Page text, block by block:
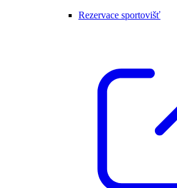
Rezervace sportovišť